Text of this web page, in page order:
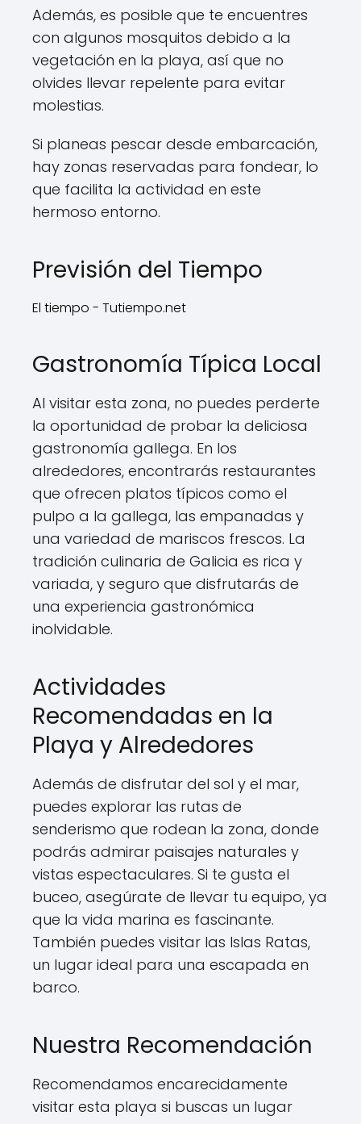
Además, es posible que te encuentres
con algunos mosquitos debido a la
vegetación en la playa, así que no
olvides llevar repelente para evitar
molestias.
Si planeas pescar desde embarcación,
hay zonas reservadas para fondear, lo
que facilita la actividad en este
hermoso entorno.
Previsión del Tiempo
El tiempo - Tutiempo.net
Gastronomía Típica Local
Al visitar esta zona, no puedes perderte
la oportunidad de probar la deliciosa
gastronomía gallega. En los
alrededores, encontrarás restaurantes
que ofrecen platos típicos como el
pulpo a la gallega, las empanadas y
una variedad de mariscos frescos. La
tradición culinaria de Galicia es rica y
variada, y seguro que disfrutarás de
una experiencia gastronómica
inolvidable.
Actividades
Recomendadas en la
Playa y Alrededores
Además de disfrutar del sol y el mar,
puedes explorar las rutas de
senderismo que rodean la zona, donde
podrás admirar paisajes naturales y
vistas espectaculares. Si te gusta el
buceo, asegúrate de llevar tu equipo, ya
que la vida marina es fascinante.
También puedes visitar las Islas Ratas,
un lugar ideal para una escapada en
barco.
Nuestra Recomendación
Recomendamos encarecidamente
visitar esta playa si buscas un lugar